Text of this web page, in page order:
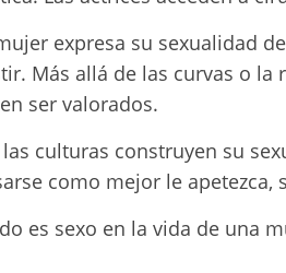
expresa su sexualidad
Más allá de las curvas o
ser valorados.
culturas construyen su
como mejor le
es sexo en la vida de una